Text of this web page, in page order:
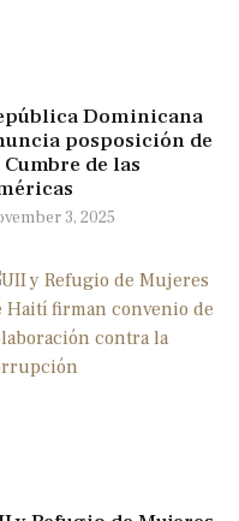
Dominicana
posposición de
Cumbre de las
3, 2025